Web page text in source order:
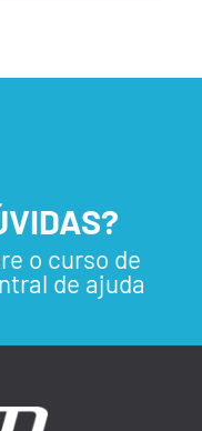
o curso de
de ajuda